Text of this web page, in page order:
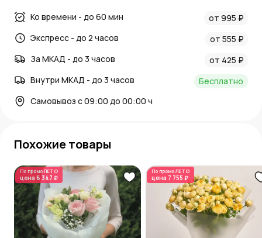
Ко времени - до 60 мин
от 995 ₽
Экспресс - до 2 часов
от 555 ₽
За МКАД - до 3 часов
от 425 ₽
Внутри МКАД - до 3 часов
Бесплатно
Самовывоз с 09:00 до 00:00 ч
Похожие товары
По промоЛЕТО
цена 6 347 ₽
По промоЛЕТО
цена 7 755 ₽